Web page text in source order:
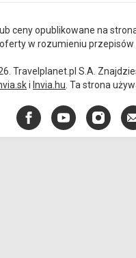
ceny opublikowane na
w rozumieniu przepisów
Travelplanet.pl S.A.
i Invia.hu . Ta strona
FacebookYouTube